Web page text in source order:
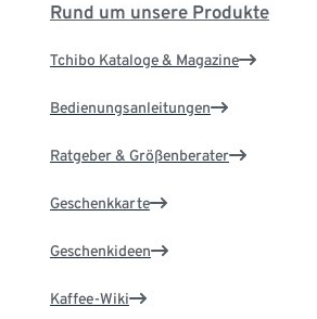
Rund um unsere Produkte
Tchibo Kataloge & Magazine
Bedienungsanleitungen
Ratgeber & Größenberater
Geschenkkarte
Geschenkideen
Kaffee-Wiki